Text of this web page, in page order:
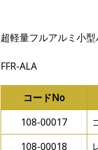
超軽量フルアルミ小型
FFR-ALA
コードNo
108-00017
108-00018